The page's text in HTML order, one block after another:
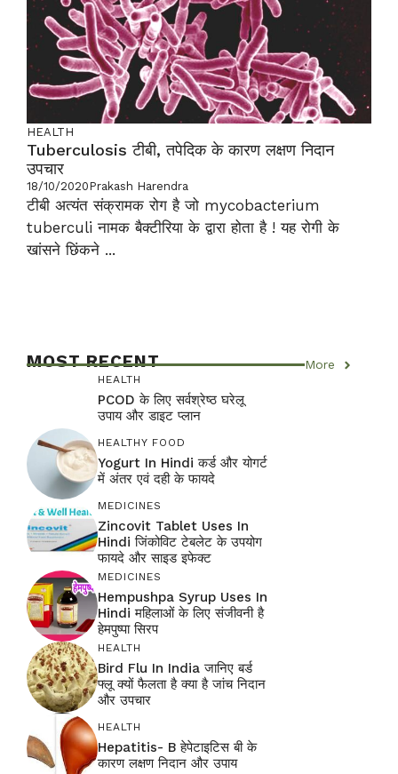
HEALTH
Tuberculosis टीबी, तपेदिक के कारण लक्षण निदान
उपचार
18/10/2020Prakash Harendra
टीबी अत्यंत संक्रामक रोग है जो mycobacterium
tuberculi नामक बैक्टीरिया के द्वारा होता है ! यह रोगी के
खांसने छिंकने ...
MOST RECENT More
HEALTH
PCOD के लिए सर्वश्रेष्ठ घरेलू
उपाय और डाइट प्लान
HEALTHY FOOD
Yogurt In Hindi कर्ड और योगर्ट
में अंतर एवं दही के फायदे
MEDICINES
Zincovit Tablet Uses In
Hindi जिंकोविट टेबलेट के उपयोग
फायदे और साइड इफेक्ट
MEDICINES
Hempushpa Syrup Uses In
Hindi महिलाओं के लिए संजीवनी है
हेमपुष्पा सिरप
HEALTH
Bird Flu In India जानिए बर्ड
फ्लू क्यों फैलता है क्या है जांच निदान
और उपचार
HEALTH
Hepatitis- B हेपेटाइटिस बी के
कारण लक्षण निदान और उपाय